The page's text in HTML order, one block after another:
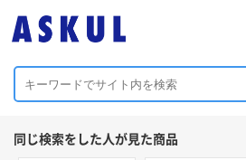
同じ検索をした人が見た商品